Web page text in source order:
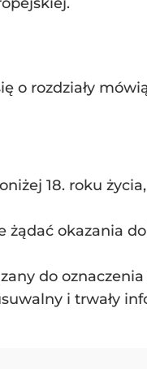
o rozdziały
18. roku
żądać okazania
do
i trwały